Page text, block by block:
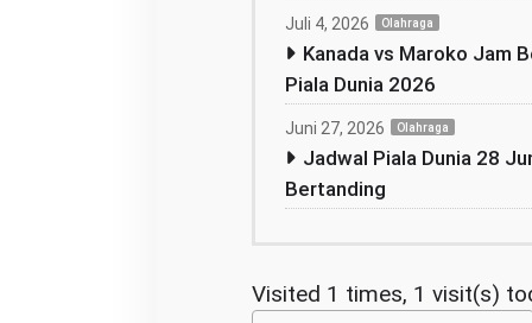
Juli 4, 2026 Olahraga
Kanada vs Maroko Jam
Piala Dunia 2026
Juni 27, 2026 Olahraga
Jadwal Piala Dunia 28
Bertanding
Visited 1 times, 1 visit(s)